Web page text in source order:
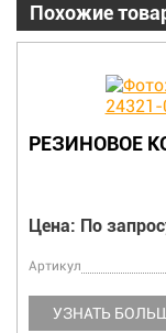
Похожие
РЕЗИНОВОЕ
Цена: По
Артикул
УЗНАТЬ